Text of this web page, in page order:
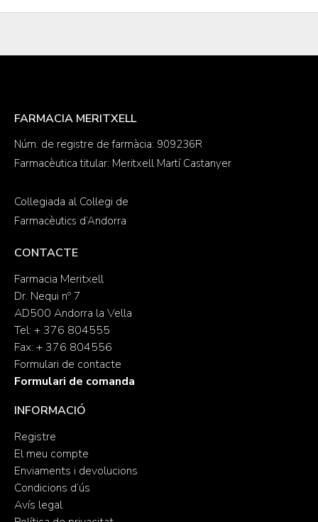
FARMACIA MERITXELL
Núm. de registre de farmàcia: 909236R
Farmacèutica titular: Meritxell Martí Castanyer
Col·legiada al Col·legi de
Farmacèutics d’Andorra
CONTACTE
Farmacia Meritxell
Dr. Nequi nº 7
AD500 Andorra la Vella
Tel: + 376 804555
Fax: + 376 804556
Formulari de contacte
Formulari de comanda
INFORMACIÓ
Registre
El meu compte
Enviaments i devolucions
Condicions d’ús
Avís legal